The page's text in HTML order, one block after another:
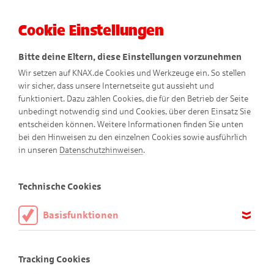
KNAXiade Daheim
Deine KNAXiade-Übungen für Daheim!
Cookie Einstellungen
Bitte deine Eltern, diese Einstellungen vorzunehmen
Wir setzen auf KNAX.de Cookies und Werkzeuge ein. So stellen
wir sicher, dass unsere Internetseite gut aussieht und
funktioniert. Dazu zählen Cookies, die für den Betrieb der Seite
unbedingt notwendig sind und Cookies, über deren Einsatz Sie
entscheiden können. Weitere Informationen finden Sie unten
bei den Hinweisen zu den einzelnen Cookies sowie ausführlich
in unseren Datenschutzhinweisen.
Technische Cookies
Basisfunktionen
aktiviert sein.
Tracking Cookies